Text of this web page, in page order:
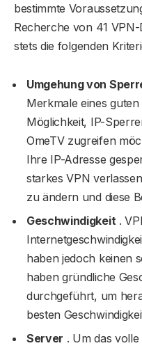
bestimmte
Recherche von 41
stets die folgenden
Umgehung von
Merkmale eines guten
Möglichkeit, IP-
OmeTV zugreifen
Ihre IP-Adresse
starkes VPN
zu ändern und diese
Geschwindigkeit.
haben jedoch keinen
haben gründliche
durchgeführt, um
besten
Server . Um das